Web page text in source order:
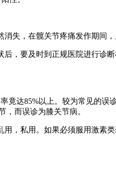
失，在髋关节疼痛发作期间，
，要及时到正规医院进行诊
竟达85%以上。较为常见的误
而误诊为膝关节病。
，私用。如果必须服用激素